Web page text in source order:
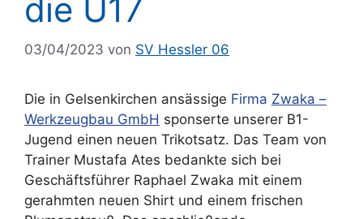
die U17
03/04/2023 von SV Hessler 06
Die in Gelsenkirchen ansässige Firma Zwaka –
Werkzeugbau GmbH sponserte unserer B1-
Jugend einen neuen Trikotsatz. Das Team von
Trainer Mustafa Ates bedankte sich bei
Geschäftsführer Raphael Zwaka mit einem
gerahmten neuen Shirt und einem frischen